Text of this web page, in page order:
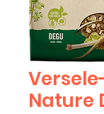
Nature